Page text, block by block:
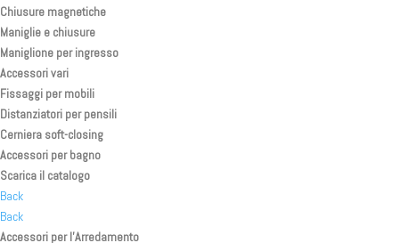
Chiusure magnetiche
Maniglie e chiusure
Maniglione per ingresso
Accessori vari
Fissaggi per mobili
Distanziatori per pensili
Cerniera soft-closing
Accessori per bagno
Scarica il catalogo
Back
Back
Accessori per l’Arredamento